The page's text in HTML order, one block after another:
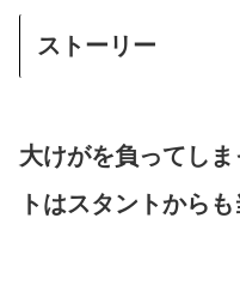
ストーリー
大けがを負ってし
トはスタントから